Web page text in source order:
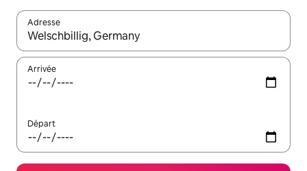
Adresse
Lorsque les résultats s'affichent, utilisez les flèches vers le
Arrivée
Départ